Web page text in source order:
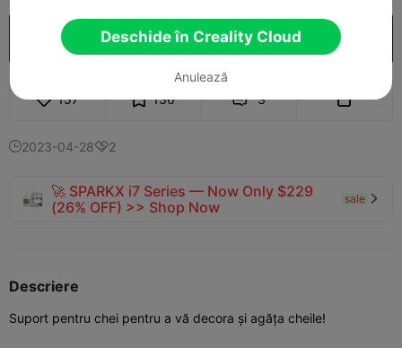
Cumpărare
157 136  3 
2023-04-282
🚀 SPARKX i7 Series — Now Only $229
(26% OFF) >> Shop Now
sale 
Descriere
Suport pentru chei pentru a vă decora și agăța cheile!
Deschide în Creality Cloud
Anulează